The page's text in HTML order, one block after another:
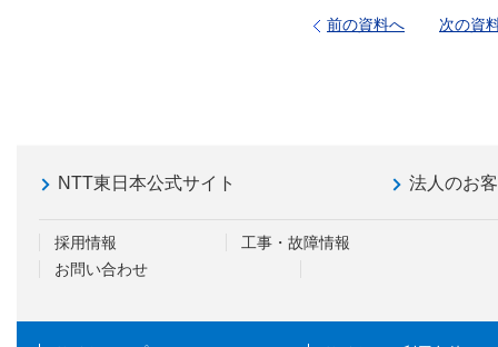
前の資料へ 次の資
NTT東日本公式サイト 法人のお
採用情報
工事・故障情報
お問い合わせ